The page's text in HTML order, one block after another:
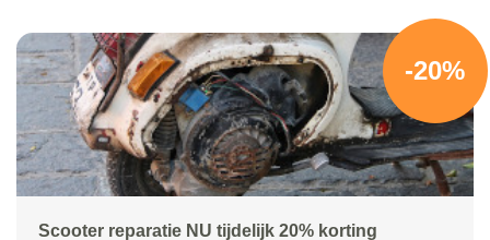
-20%
Scooter reparatie NU tijdelijk 20% korting